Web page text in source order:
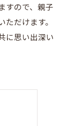
すので、親子
だけます。
に思い出深い